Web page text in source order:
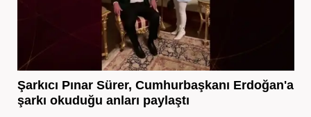
Şarkıcı Pınar Sürer, Cumhurbaşkanı Erdoğan'a
şarkı okuduğu anları paylaştı